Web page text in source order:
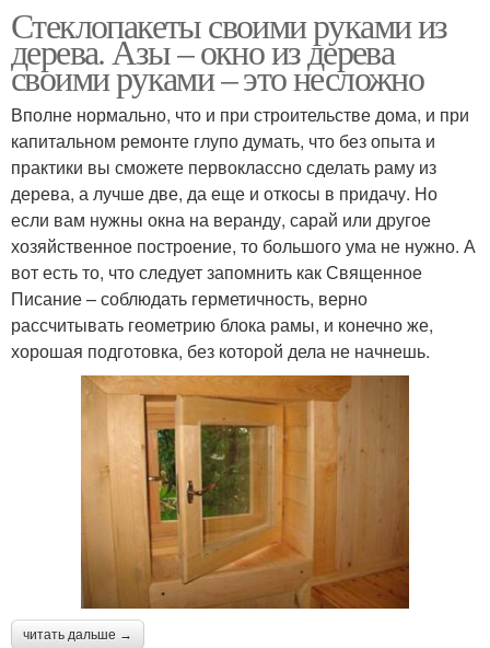
Стеклопакеты своими руками из
дерева. Азы – окно из дерева
своими руками – это несложно
Вполне нормально, что и при строительстве дома, и при
капитальном ремонте глупо думать, что без опыта и
практики вы сможете первоклассно сделать раму из
дерева, а лучше две, да еще и откосы в придачу. Но
если вам нужны окна на веранду, сарай или другое
хозяйственное построение, то большого ума не нужно. А
вот есть то, что следует запомнить как Священное
Писание – соблюдать герметичность, верно
рассчитывать геометрию блока рамы, и конечно же,
хорошая подготовка, без которой дела не начнешь.
читать дальше →